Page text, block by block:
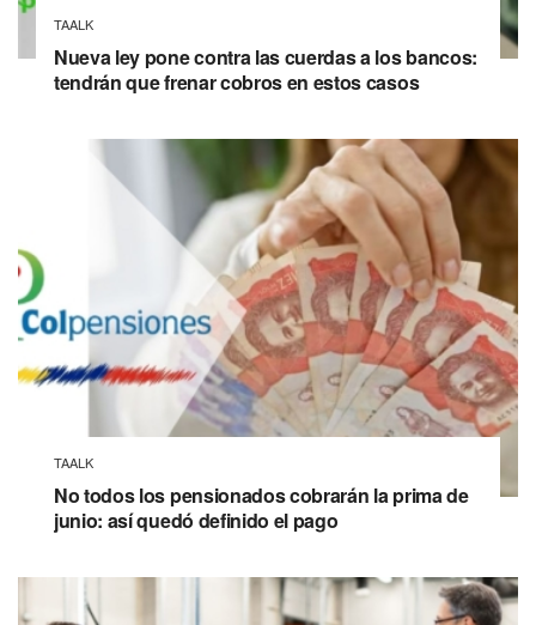
TAALK
Nueva ley pone contra las cuerdas a los bancos:
tendrán que frenar cobros en estos casos
TAALK
No todos los pensionados cobrarán la prima de
junio: así quedó definido el pago